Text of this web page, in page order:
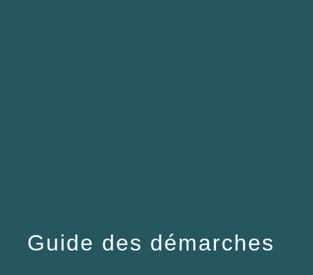
Guide des démarches